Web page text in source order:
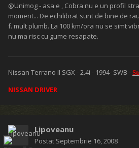
@Unimog - asa e , Cobra nu e un profil
moment... De echilibrat sunt de bine de
f. mult plumb. La 100 km/ora nu se simt
nu ma risc cu gume resapate.
Nissan Terrano II SGX - 2.4i - 1994- SWB -
NISSAN DRIVER
Lipoveanu
Postat Septembrie 16, 2008